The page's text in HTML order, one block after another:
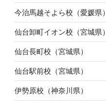
今治馬越そよら校（愛媛県）
仙台卸町イオン校（宮城県）
仙台長町校（宮城県）
仙台駅前校（宮城県）
伊勢原校（神奈川県）